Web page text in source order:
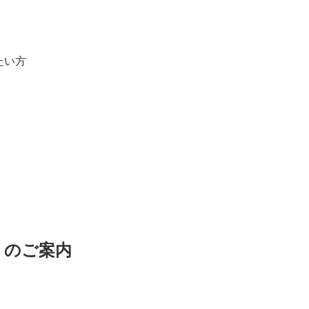
い方
ご案内